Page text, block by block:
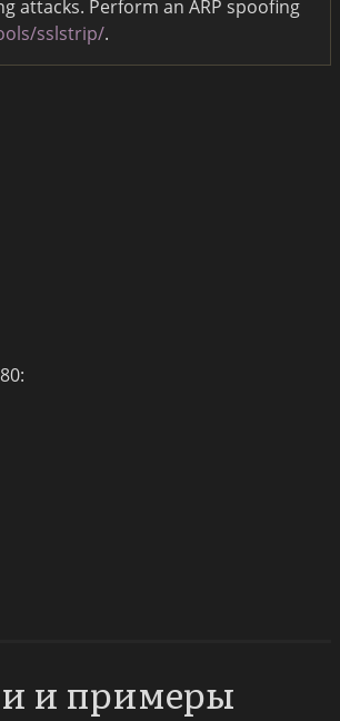
attacks. Perform an ARP spoofing
sslstrip/.
и примеры